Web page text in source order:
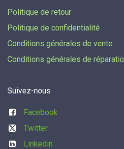
Politique de retour
Politique de confidentialité
Conditions générales de vente
Conditions générales de
Suivez-nous
Facebook
Twitter
Linkedin